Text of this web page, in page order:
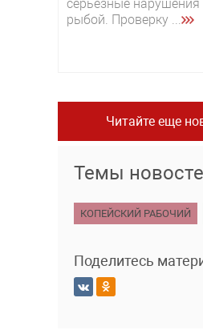
серьёзные
рыбой. Проверку ...
Читайте еще
Темы
КОПЕЙСКИЙ РАБОЧИЙ
Поделитесь